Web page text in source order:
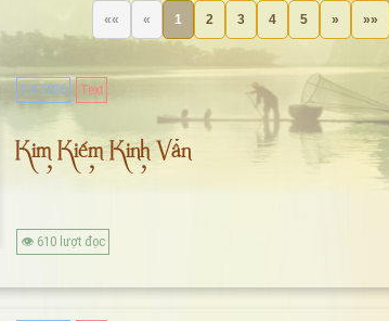
«« « 1 2 3 4 5 » »»
2.8.2026 Text
Kim Kiếm Kinh Vân
👁 610 lượt đọc